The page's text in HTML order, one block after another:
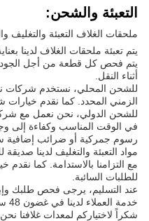
التعبئة والشحن:
ملحقات الغلاف التعبئة والتغليف
يتم تعبئة ملحقات الغلاف لدينا
يتم فحص كل قطعة من أجل الجودة
أثناء النقل.
للشحن المحلي، نستخدم شركات
الزمني المحدد. كما نقدم خيارات
للشحن الدولي، نحن نعمل مع
في الوقت المناسب وكفاءة إلى
رسوم جمركية أو ضرائب إضافية
مواد التعبئة والتغليف لدينا صديقة
مع التزامنا بالاستدامة. كما نقدم
للطلبات السائبة.
عند التسليم، يرجى فحص طلبك
خدمة العملاء لدينا في غضون 48 ساعة لحل سريع.
شكراً لاختياركم لمعدات غلافنا